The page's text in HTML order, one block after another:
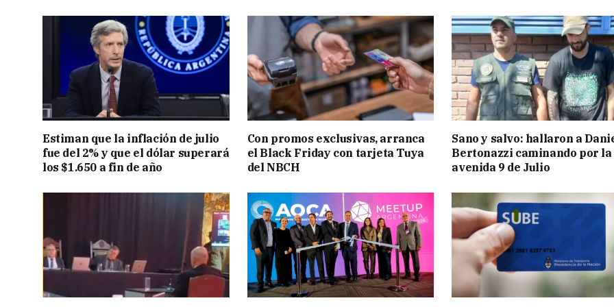
Estiman que la inflación de julio
fue del 2% y que el dólar superará
los $1.650 a fin de año
Con promos exclusivas, arranca
el Black Friday con tarjeta Tuya
del NBCH
Sano y salvo: hallaron a
Bertonazzi caminando por la
avenida 9 de Julio